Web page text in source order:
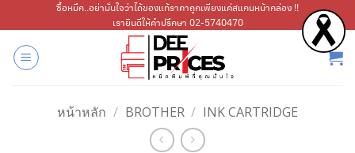
ไป
เนื้อหา
ซื้อหมึก..อย่ามั่นใจว่าได้ของแท้ราคาถูกเพียงแค่สแกนหน้ากล่อง !!
เรายินดีให้คำปรึกษา 02-5740470
หน้าหลัก / BROTHER / INK CARTRIDGE